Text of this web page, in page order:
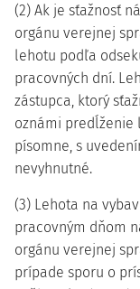
(2) Ak je sťažnosť
orgánu verejnej
lehotu podľa
pracovných dní.
zástupca, ktorý
oznámi predĺženie
písomne, s
nevyhnutné.
(3) Lehota na
pracovným dňom
orgánu verejnej
prípade sporu o